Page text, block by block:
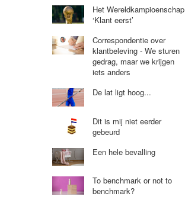
Het Wereldkampioenschap
‘Klant eerst’
Correspondentie over
klantbeleving - We sturen
gedrag, maar we krijgen
iets anders
De lat ligt hoog...
Dit is mij niet eerder
gebeurd
Een hele bevalling
To benchmark or not to
benchmark?